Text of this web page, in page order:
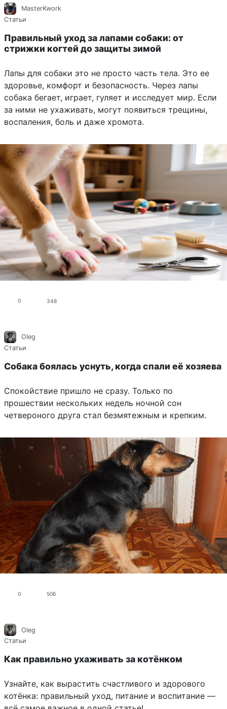
MasterKwork
Статьи
Правильный уход за лапами собаки: от
стрижки когтей до защиты зимой
Лапы для собаки это не просто часть тела. Это ее
здоровье, комфорт и безопасность. Через лапы
собака бегает, играет, гуляет и исследует мир. Если
за ними не ухаживать, могут появиться трещины,
воспаления, боль и даже хромота.
0 348
Oleg
Статьи
Собака боялась уснуть, когда спали её хозяева
Спокойствие пришло не сразу. Только по
прошествии нескольких недель ночной сон
четвероного друга стал безмятежным и крепким.
0 506
Oleg
Статьи
Как правильно ухаживать за котёнком
Узнайте, как вырастить счастливого и здорового
котёнка: правильный уход, питание и воспитание —